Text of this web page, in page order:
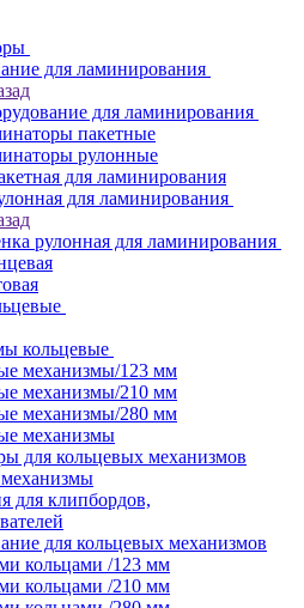
для ламинирования
для ламинирования
пакетные
рулонные
для ламинирования
для ламинирования
рулонная для ламинирования
кольцевые
механизмы/123 мм
механизмы/210 мм
механизмы/280 мм
механизмы
для кольцевых механизмов
для клипбордов,
для кольцевых механизмов
кольцами /123 мм
кольцами /210 мм